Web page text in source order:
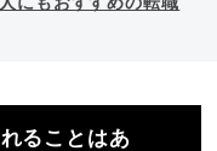
にもおすすめの転職
ることはあ